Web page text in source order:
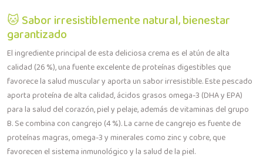
🐱 Sabor irresistiblemente natural, bienestar
garantizado
El ingrediente principal de esta deliciosa crema es el atún de alta
calidad (26 %), una fuente excelente de proteínas digestibles que
favorece la salud muscular y aporta un sabor irresistible. Este pescado
aporta proteína de alta calidad, ácidos grasos omega-3 (DHA y EPA)
para la salud del corazón, piel y pelaje, además de vitaminas del grupo
B. Se combina con cangrejo (4 %). La carne de cangrejo es fuente de
proteínas magras, omega-3 y minerales como zinc y cobre, que
favorecen el sistema inmunológico y la salud de la piel.